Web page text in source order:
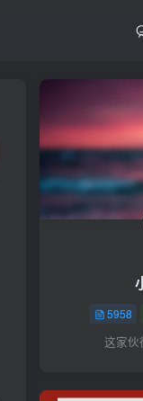
开启精彩搜索
热门搜索
电影
王炸训练营
5958
这家伙